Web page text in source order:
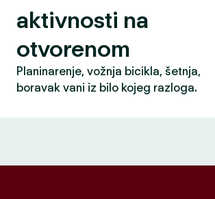
aktivnosti na
otvorenom
Planinarenje, vožnja bicikla, šetnja,
boravak vani iz bilo kojeg razloga.